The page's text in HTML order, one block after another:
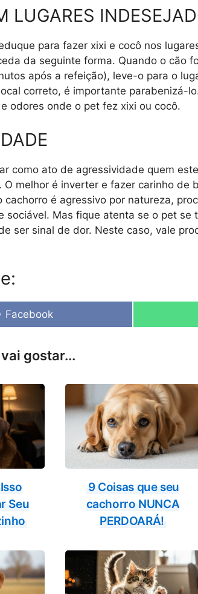
LUGARES
para fazer xixi e cocô nos
da seguinte forma. Quando o cão
após a refeição), leve-o para o
correto, é importante parabenizá-
odores onde o pet fez xixi ou cocô.
como ato de agressividade quem
O melhor é inverter e fazer carinho de
cachorro é agressivo por natureza,
sociável. Mas fique atenta se o pet se
ser sinal de dor. Neste caso, vale
Share
Facebook
gostar...
Seu
9 Coisas que seu
cachorro NUNCA
PERDOARÁ!